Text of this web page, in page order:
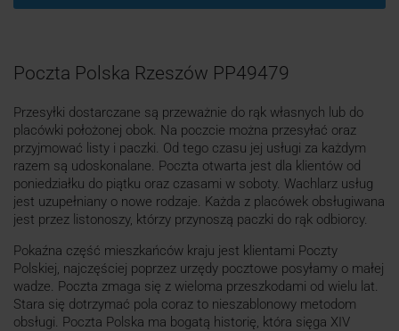
Poczta Polska Rzeszów PP49479
Przesyłki dostarczane są przeważnie do rąk własnych lub do
placówki położonej obok. Na poczcie można przesyłać oraz
przyjmować listy i paczki. Od tego czasu jej usługi za każdym
razem są udoskonalane. Poczta otwarta jest dla klientów od
poniedziałku do piątku oraz czasami w soboty. Wachlarz usług
jest uzupełniany o nowe rodzaje. Każda z placówek obsługiwana
jest przez listonoszy, którzy przynoszą paczki do rąk odbiorcy.
Pokaźna część mieszkańców kraju jest klientami Poczty
Polskiej, najczęściej poprzez urzędy pocztowe posyłamy o małej
wadze. Poczta zmaga się z wieloma przeszkodami od wielu lat.
Stara się dotrzymać pola coraz to nieszablonowy metodom
obsługi. Poczta Polska ma bogatą historię, która sięga XIV